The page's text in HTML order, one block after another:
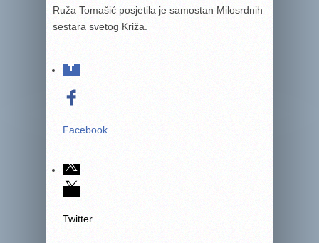
Ruža Tomašić posjetila je samostan Milosrdnih
sestara svetog Križa.
Facebook
Twitter